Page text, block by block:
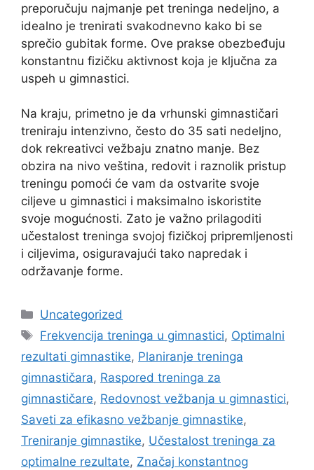
preporučuju najmanje pet treninga nedeljno, a
idealno je trenirati svakodnevno kako bi se
sprečio gubitak forme. Ove prakse obezbeđuju
konstantnu fizičku aktivnost koja je ključna za
uspeh u gimnastici.
Na kraju, primetno je da vrhunski gimnastičari
treniraju intenzivno, često do 35 sati nedeljno,
dok rekreativci vežbaju znatno manje. Bez
obzira na nivo veština, redovit i raznolik pristup
treningu pomoći će vam da ostvarite svoje
ciljeve u gimnastici i maksimalno iskoristite
svoje mogućnosti. Zato je važno prilagoditi
učestalost treninga svojoj fizičkoj pripremljenosti
i ciljevima, osiguravajući tako napredak i
održavanje forme.
Categories
Uncategorized
Tags
Frekvencija treninga u gimnastici, Optimalni
rezultati gimnastike, Planiranje treninga
gimnastičara, Raspored treninga za
gimnastičare, Redovnost vežbanja u gimnastici,
Saveti za efikasno vežbanje gimnastike,
Treniranje gimnastike, Učestalost treninga za
optimalne rezultate, Značaj konstantnog